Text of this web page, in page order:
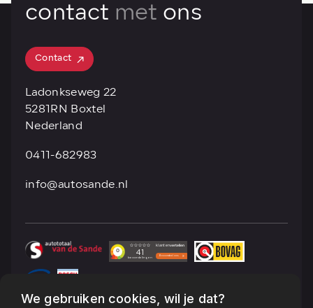
contact met ons
Contact
Ladonkseweg 22
5281RN Boxtel
Nederland
0411-682983
info@autosande.nl
We gebruiken cookies, wil je dat?